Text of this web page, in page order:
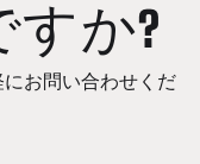
すか?
お問い合わせくだ